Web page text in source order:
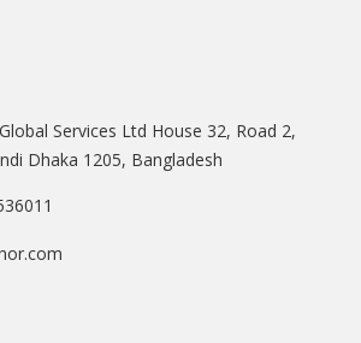
Services Ltd House 32, Road 2,
Dhaka 1205, Bangladesh